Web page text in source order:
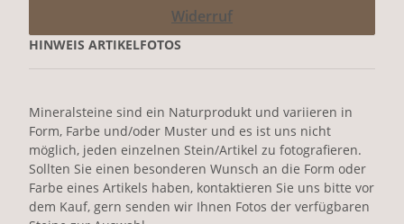
Widerruf
HINWEIS ARTIKELFOTOS
Mineralsteine sind ein Naturprodukt und variieren in
Form, Farbe und/oder Muster und es ist uns nicht
möglich, jeden einzelnen Stein/Artikel zu fotografieren.
Sollten Sie einen besonderen Wunsch an die Form oder
Farbe eines Artikels haben, kontaktieren Sie uns bitte vor
dem Kauf, gern senden wir Ihnen Fotos der verfügbaren